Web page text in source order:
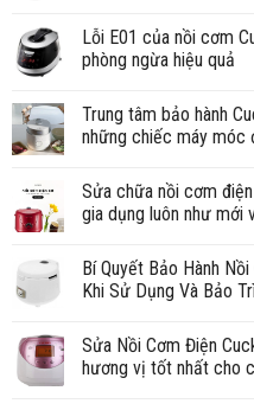
Lỗi E01 của nồi cơm
phòng ngừa hiệu quả
Trung tâm bảo hành
những chiếc máy móc
Sửa chữa nồi cơm
gia dụng luôn như mới
Bí Quyết Bảo Hành
Khi Sử Dụng Và Bảo
Sửa Nồi Cơm Điện
hương vị tốt nhất cho